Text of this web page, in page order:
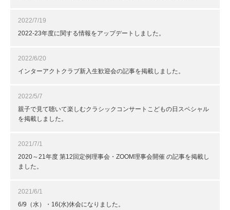
2022/7/19
2022-23年度に関する情報をアップデートしました。
2022/6/20
インターアクトクラブ新入生歓迎会の記事を掲載しました。
2022/5/7
親子で見て聴いて楽しむクラシックコンサートこどもの日スペシャル
を掲載しました。
2021/7/1
2020～21年度 第12回定例理事会・ZOOM理事会開催 の記事を掲載し
ました。
2021/6/1
6/9（水）・16(水)休会になりました。